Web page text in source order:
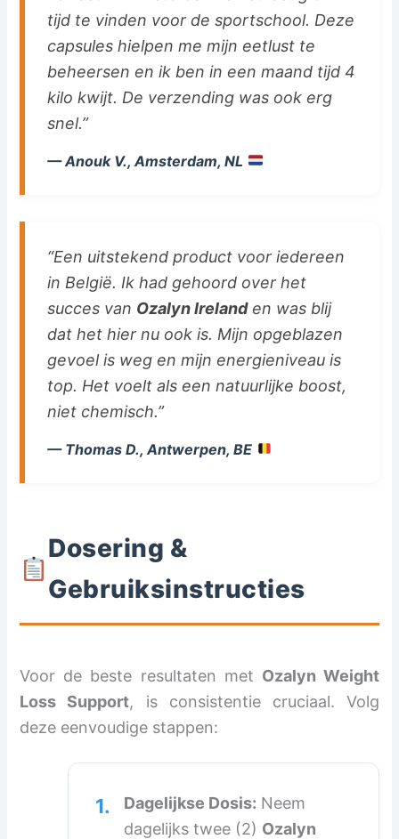
tijd te vinden voor de sportschool. Deze
capsules hielpen me mijn eetlust te
beheersen en ik ben in een maand tijd 4
kilo kwijt. De verzending was ook erg
snel.”
— Anouk V., Amsterdam, NL
“Een uitstekend product voor iedereen
in België. Ik had gehoord over het
succes van Ozalyn Irelanden was blij
dat het hier nu ook is. Mijn opgeblazen
gevoel is weg en mijn energieniveau is
top. Het voelt als een natuurlijke boost,
niet chemisch.”
— Thomas D., Antwerpen, BE
Dosering &
Gebruiksinstructies
Voor de beste resultaten met Ozalyn Weight
Loss Support, is consistentie cruciaal. Volg
deze eenvoudige stappen:
1. Dagelijkse Dosis: Neem
dagelijks twee (2) Ozalyn